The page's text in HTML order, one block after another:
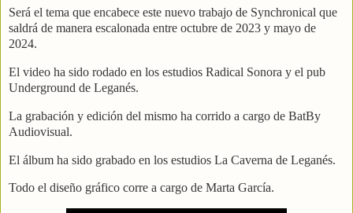
Será el tema que encabece este nuevo trabajo de Synchronical que
saldrá de manera escalonada entre octubre de 2023 y mayo de
2024.
El video ha sido rodado en los estudios Radical Sonora y el pub
Underground de Leganés.
La grabación y edición del mismo ha corrido a cargo de BatBy
Audiovisual.
El álbum ha sido grabado en los estudios La Caverna de Leganés.
Todo el diseño gráfico corre a cargo de Marta García.